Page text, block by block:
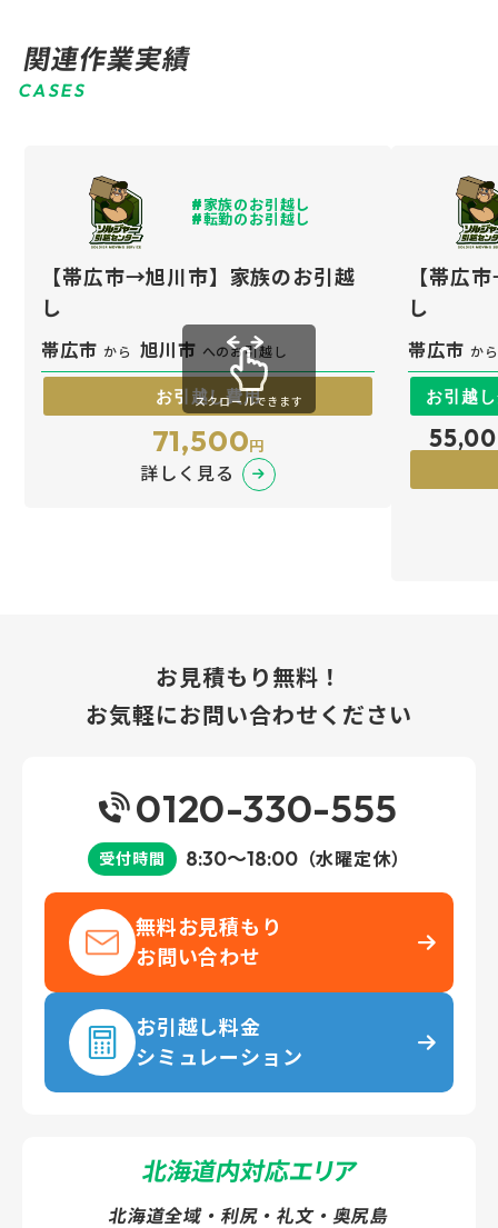
関連作業実績
CASES
家族のお引越し
転勤のお引越し
【帯広市→旭川市】家族のお引越
し
帯広市 から 旭川市 へのお引越し
71,500円
詳しく見る
【帯広
し
帯広市 か
スクロールできます
お見積もり無料！
お気軽にお問い合わせください
0120-330-555
受付時間 8:30～18:00（水曜定休）
無料お見積もり
お問い合わせ
お引越し料金
シミュレーション
北海道内対応エリア
北海道全域・利尻・礼文・奥尻島